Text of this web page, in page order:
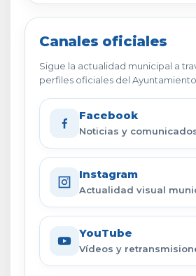
Canales oficiales
Sigue la actualidad municipal a
perfiles oficiales del
Facebook
Noticias y
Instagram
Actualidad visual
YouTube
Vídeos y